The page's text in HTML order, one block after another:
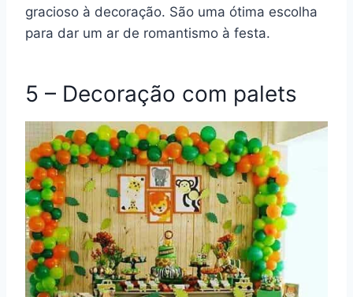
gracioso à decoração. São uma ótima escolha
para dar um ar de romantismo à festa.
5 – Decoração com palets